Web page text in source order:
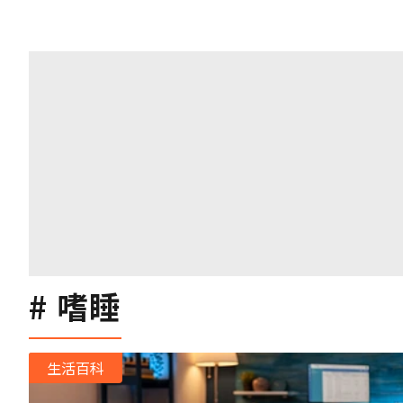
嗜睡
生活百科